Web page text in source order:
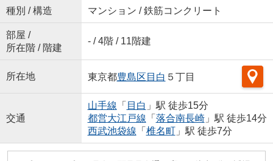
種別 / 構造 マンション / 鉄筋コンクリート
部屋 /
所在階 / 階建
- / 4階 / 11階建
所在地 東京都豊島区 目白 ５丁目
交通
山手線 「 目白 」駅 徒歩15分
都営大江戸線 「 落合南長崎」駅 徒歩14分
西武池袋線 「 椎名町」駅 徒歩7分